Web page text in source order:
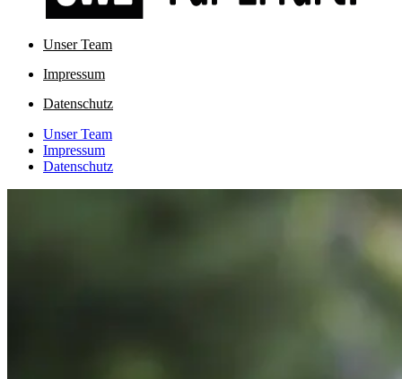
Unser Team
Impressum
Datenschutz
Unser Team
Impressum
Datenschutz